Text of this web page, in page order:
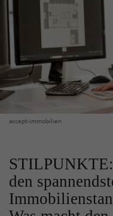
accept-immobilien
den